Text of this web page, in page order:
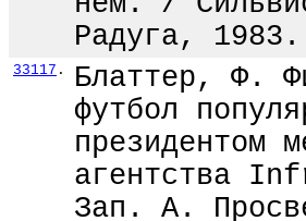
Радуга,
33117 .
Блаттер, Ф.
футбол
президентом
агентства
Зап. А.